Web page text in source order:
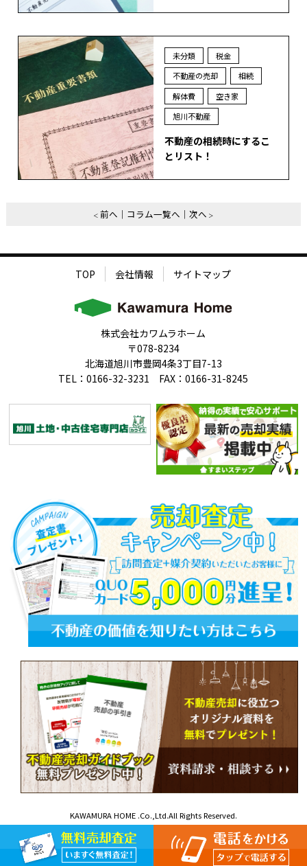
未分類
税金
不動産の売却
相続
解体費
空き家
旭川不動産
不動産の相続時にするこ
とリスト！
前へ コラム一覧へ 次へ
TOP 会社情報 サイトマップ
株式会社カワムラホーム
〒078-8234
北海道旭川市豊岡4条3丁目7-13
TEL：0166-32-3231 FAX：0166-31-8245
KAWAMURA HOME .Co.,Ltd.All Rights Reserved.